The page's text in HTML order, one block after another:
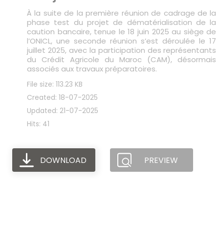
À la suite de la première réunion de cadrage de la
phase test du projet de dématérialisation de la
caution bancaire, tenue le 18 juin 2025 au siège de
l’ONICL, une seconde réunion s’est déroulée le 17
juillet 2025, avec la participation des représentants
du Crédit Agricole du Maroc (CAM), désormais
associés aux travaux préparatoires.
File size: 113.23 KB
Created: 18-07-2025
Updated: 21-07-2025
Hits: 41
DOWNLOAD PREVIEW